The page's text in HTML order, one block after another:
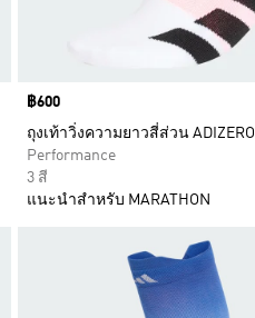
Price
฿600
ถุงเท้าวิ่งความยาวสี่ส่วน ADIZERO
Performance
3 สี
แนะนำสำหรับ MARATHON
เพิ่มไปยังรายการสินค้าโปรด